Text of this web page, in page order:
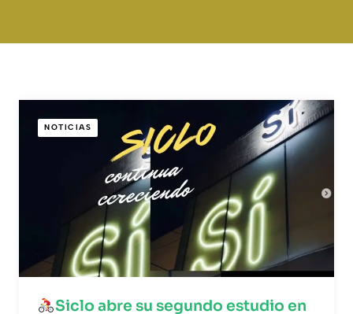
NOTICIAS
Siclo abre su segundo estudio en